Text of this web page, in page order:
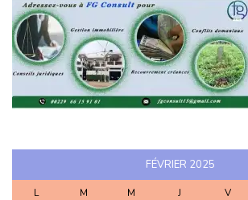
FÉVRIER 2025
L M M J V